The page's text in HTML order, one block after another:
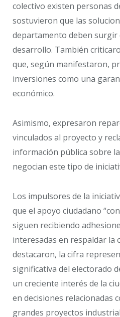
colectivo existen personas
sostuvieron que las
departamento deben surgir
desarrollo. También
que, según manifestaron,
inversiones como una
económico.
Asimismo, expresaron
vinculados al proyecto y
información pública sobre
negocian este tipo de
Los impulsores de la
que el apoyo ciudadano
siguen recibiendo
interesadas en respaldar la
destacaron, la cifra
significativa del electorado
un creciente interés de la
en decisiones relacionadas
grandes proyectos